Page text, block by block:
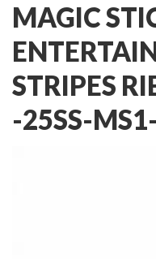
MAGIC
STRIPES
-25SS-